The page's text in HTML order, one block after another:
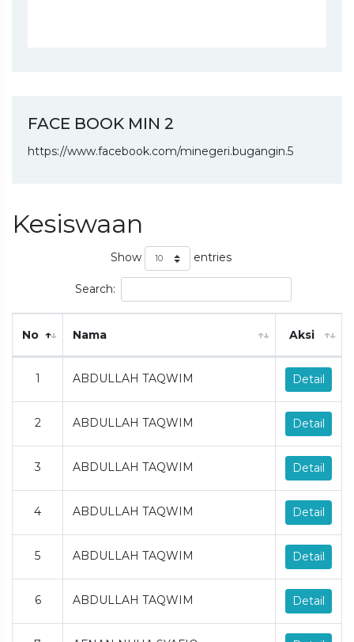
FACE BOOK MIN 2
https://www.facebook.com/minegeri.bugangin.5
Kesiswaan
Show entries
Search:
No Nama Aksi
1 ABDULLAH TAQWIM Detail
2 ABDULLAH TAQWIM Detail
3 ABDULLAH TAQWIM Detail
4 ABDULLAH TAQWIM Detail
5 ABDULLAH TAQWIM Detail
6 ABDULLAH TAQWIM Detail